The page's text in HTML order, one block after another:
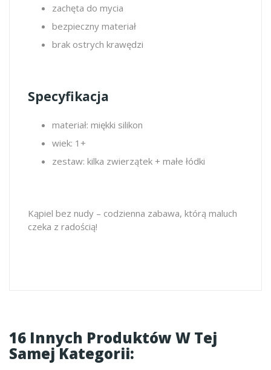
zachęta do mycia
bezpieczny materiał
brak ostrych krawędzi
Specyfikacja
materiał: miękki silikon
wiek: 1+
zestaw: kilka zwierzątek + małe łódki
Kąpiel bez nudy – codzienna zabawa, którą maluch
czeka z radością!
16 Innych Produktów W Tej
Samej Kategorii: